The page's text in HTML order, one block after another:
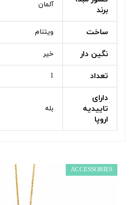
برند
آلمان
ساخت ویتنام
نگین دار خیر
تعداد 1
دارای
تاییدیه
اروپا
بله
ACCESSORIES